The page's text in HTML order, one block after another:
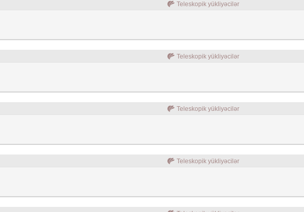
Teleskopik yükliyəcilər
Teleskopik yükliyəcilər
Teleskopik yükliyəcilər
Teleskopik yükliyəcilər